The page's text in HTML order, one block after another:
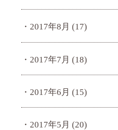
2017年8月 (17)
2017年7月 (18)
2017年6月 (15)
2017年5月 (20)